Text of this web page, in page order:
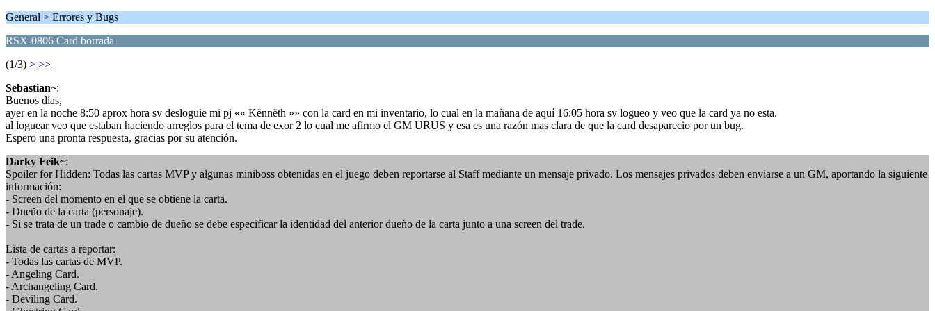
General > Errores y Bugs
RSX-0806 Card borrada
(1/3) > >>
Sebastian~:
Buenos días,
ayer en la noche 8:50 aprox hora sv desloguie mi pj «« Kënnëth »» con la card en mi inventario, lo cual en la mañana de aquí 16:05 hora sv logueo y veo que la card ya no esta.
al loguear veo que estaban haciendo arreglos para el tema de exor 2 lo cual me afirmo el GM URUS y esa es una razón mas clara de que la card desaparecio por un bug.
Espero una pronta respuesta, gracias por su atención.
Darky Feik~:
Spoiler for Hidden: Todas las cartas MVP y algunas miniboss obtenidas en el juego deben reportarse al Staff mediante un mensaje privado. Los mensajes privados deben enviarse a un GM, aportando la siguiente
información:
- Screen del momento en el que se obtiene la carta.
- Dueño de la carta (personaje).
- Si se trata de un trade o cambio de dueño se debe especificar la identidad del anterior dueño de la carta junto a una screen del trade.
Lista de cartas a reportar:
- Todas las cartas de MVP.
- Angeling Card.
- Archangeling Card.
- Deviling Card.